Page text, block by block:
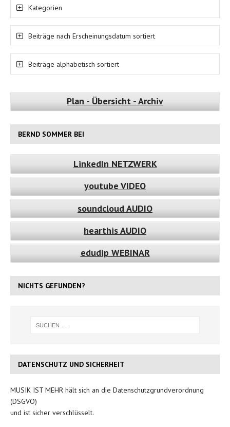
Kategorien
Beiträge nach Erscheinungsdatum sortiert
Beiträge alphabetisch sortiert
Plan - Übersicht - Archiv
BERND SOMMER BEI
LinkedIn NETZWERK
youtube VIDEO
soundcloud AUDIO
hearthis AUDIO
edudip WEBINAR
NICHTS GEFUNDEN?
DATENSCHUTZ UND SICHERHEIT
MUSIK IST MEHR hält sich an die Datenschutzgrundverordnung
(DSGVO)
und ist sicher verschlüsselt.